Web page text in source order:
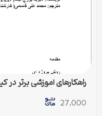
راهکارهای آموزشی برتر در
27,000